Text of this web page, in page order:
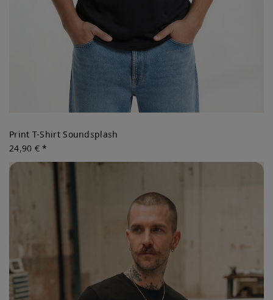
Print T-Shirt Soundsplash
24,90 € *